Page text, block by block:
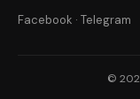
Facebook · Telegram
©